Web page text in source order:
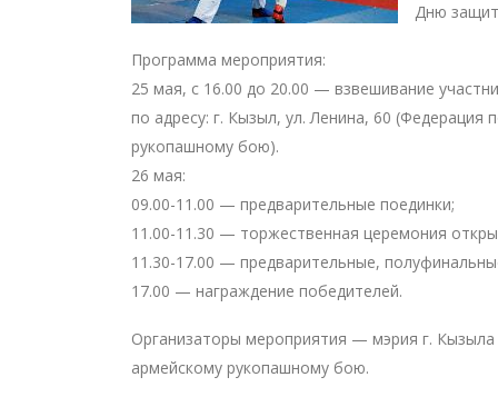
Дню
Программа мероприятия:
25 мая, с 16.00 до 20.00 — взвешивание
по адресу: г. Кызыл, ул. Ленина, 60 (Федерация
рукопашному бою).
26 мая:
09.00-11.00 — предварительные поединки;
11.00-11.30 — торжественная церемония
11.30-17.00 — предварительные,
17.00 — награждение победителей.
Организаторы мероприятия — мэрия г.
армейскому рукопашному бою.